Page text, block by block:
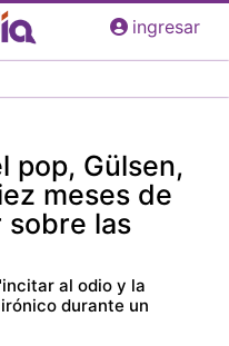
ingresar
pop, Gülsen,
meses de
sobre las
al odio y la
durante un